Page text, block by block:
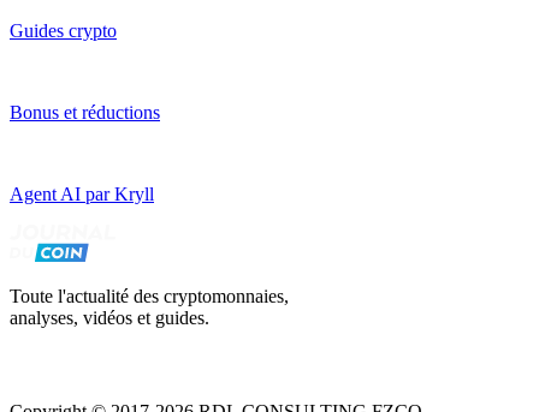
Guides crypto
Bonus et réductions
Agent AI par Kryll
Toute l'actualité des cryptomonnaies,
analyses, vidéos et guides.